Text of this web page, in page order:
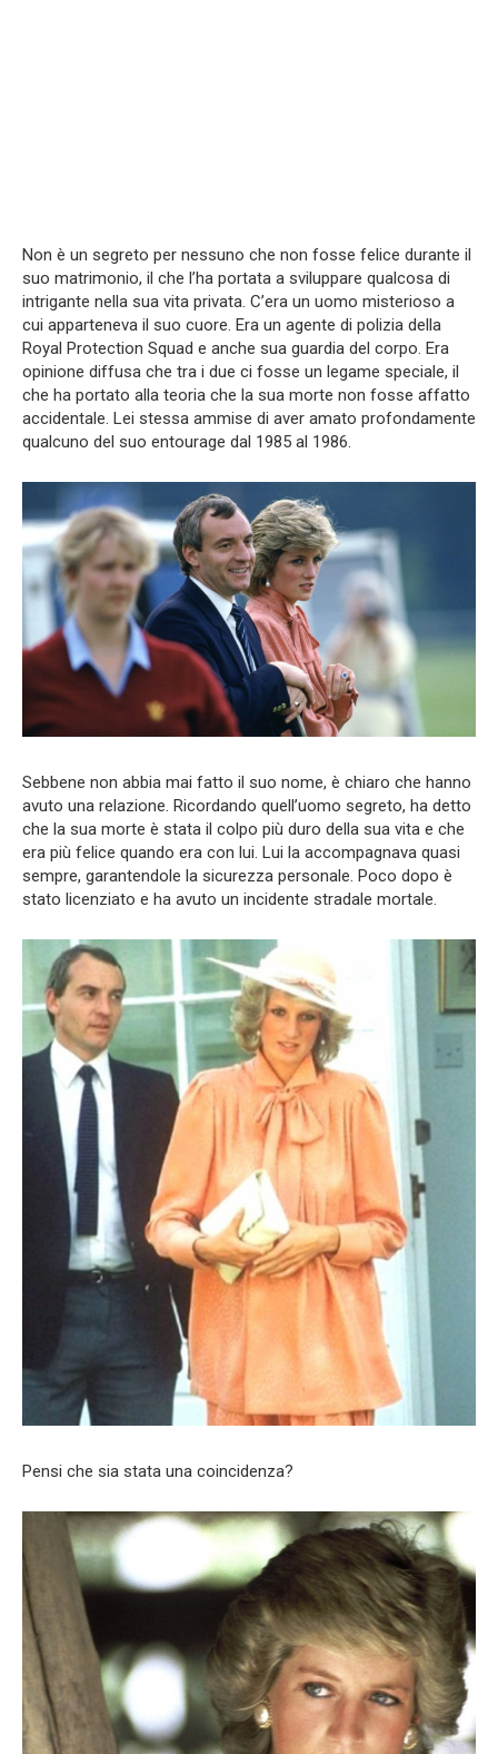
Non è un segreto per nessuno che non fosse felice durante il
suo matrimonio, il che l’ha portata a sviluppare qualcosa di
intrigante nella sua vita privata. C’era un uomo misterioso a
cui apparteneva il suo cuore. Era un agente di polizia della
Royal Protection Squad e anche sua guardia del corpo. Era
opinione diffusa che tra i due ci fosse un legame speciale, il
che ha portato alla teoria che la sua morte non fosse affatto
accidentale. Lei stessa ammise di aver amato profondamente
qualcuno del suo entourage dal 1985 al 1986.
Sebbene non abbia mai fatto il suo nome, è chiaro che hanno
avuto una relazione. Ricordando quell’uomo segreto, ha detto
che la sua morte è stata il colpo più duro della sua vita e che
era più felice quando era con lui. Lui la accompagnava quasi
sempre, garantendole la sicurezza personale. Poco dopo è
stato licenziato e ha avuto un incidente stradale mortale.
Pensi che sia stata una coincidenza?